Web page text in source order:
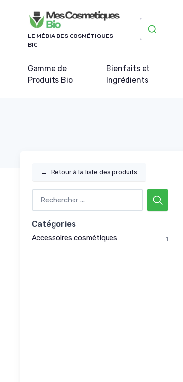
LE MÉDIA DES COSMÉTIQUES
BIO
Gamme de
Produits Bio
Bienfaits et
Ingrédients
← Retour à la liste des produits
Catégories
Accessoires cosmétiques 1